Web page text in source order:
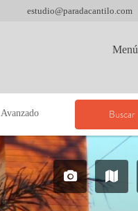
estudio@paradacantilo.com
Menú
Avanzado Buscar